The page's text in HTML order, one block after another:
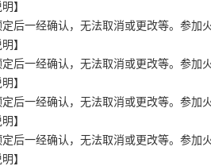
】
定后一经确认，无法取消或更改等。参加
】
定后一经确认，无法取消或更改等。参加
】
定后一经确认，无法取消或更改等。参加
】
定后一经确认，无法取消或更改等。参加
】